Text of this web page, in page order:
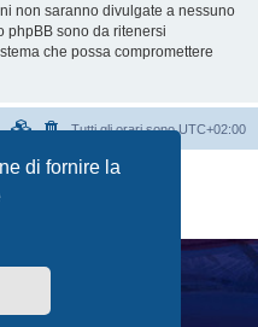
di fornire la
non saranno divulgate a nessuno
phpBB sono da ritenersi
che possa compromettere
Tutti gli orari sonoUTC+02:00
© phpBB Limited